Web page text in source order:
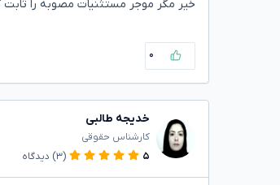
خیر مگر موجر مستثنیات مصوبه را ثابت
۰
خدیجه طالبی
کارشناس حقوقی
۵
(۳) دیدگاه